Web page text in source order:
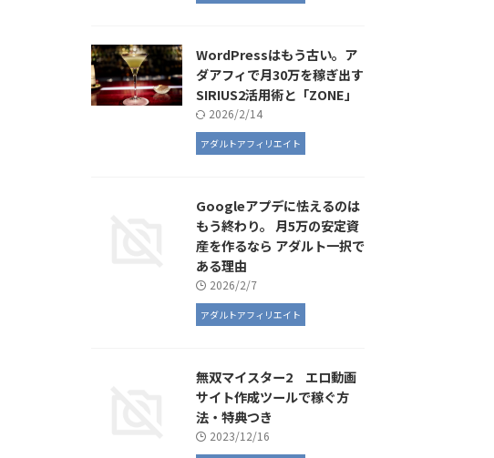
WordPressはもう古い。ア
ダアフィで月30万を稼ぎ出す
SIRIUS2活用術と「ZONE」
2026/2/14
アダルトアフィリエイト
Googleアプデに怯えるのは
もう終わり。 月5万の安定資
産を作るなら アダルト一択で
ある理由
2026/2/7
アダルトアフィリエイト
無双マイスター2 エロ動画
サイト作成ツールで稼ぐ方
法・特典つき
2023/12/16